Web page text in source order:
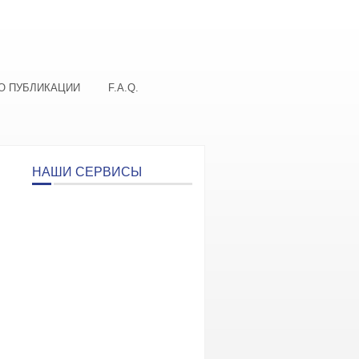
ПУБЛИКАЦИИ F.A.Q.
НАШИ СЕРВИСЫ